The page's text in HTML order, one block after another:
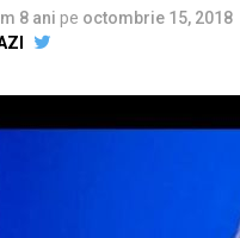
8 ani pe octombrie 15, 2018